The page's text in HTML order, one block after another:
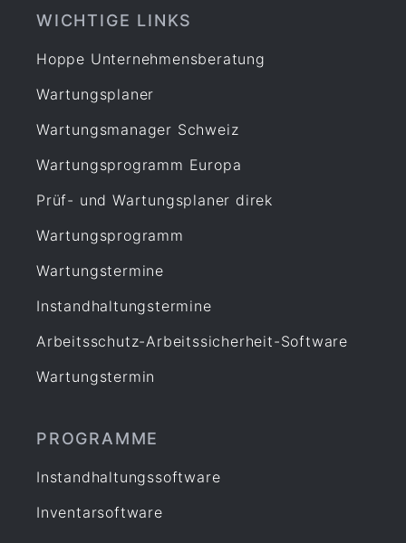
WICHTIGE LINKS
Hoppe Unternehmensberatung
Wartungsplaner
Wartungsmanager Schweiz
Wartungsprogramm Europa
Prüf- und Wartungsplaner direk
Wartungsprogramm
Wartungstermine
Instandhaltungstermine
Arbeitsschutz-Arbeitssicherheit-Software
Wartungstermin
PROGRAMME
Instandhaltungssoftware
Inventarsoftware